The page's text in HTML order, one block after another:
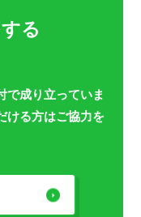
る
で成り立っていま
ける方はご協力を